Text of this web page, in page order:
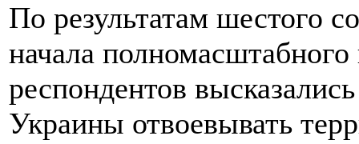
По результатам шестого
начала
респондентов
Украины отвоевывать